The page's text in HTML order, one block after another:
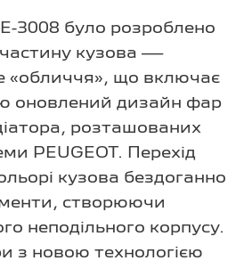
3008 було розроблено
кузова —
«обличчя», що включає
оновлений дизайн фар
розташованих
PEUGEOT. Перехід
кузова бездоганно
створюючи
неподільного корпусу.
з новою технологією